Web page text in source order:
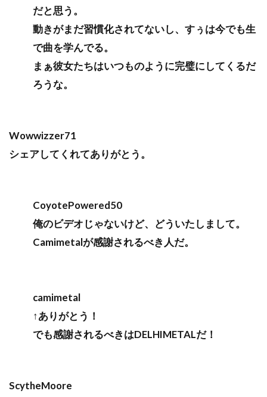
だと思う。
動きがまだ習慣化されてないし、すぅは今でも生
で曲を学んでる。
まぁ彼女たちはいつものように完璧にしてくるだ
ろうな。
Wowwizzer71
シェアしてくれてありがとう。
CoyotePowered50
俺のビデオじゃないけど、どういたしまして。
Camimetalが感謝されるべき人だ。
camimetal
↑ありがとう！
でも感謝されるべきはDELHIMETALだ！
ScytheMoore